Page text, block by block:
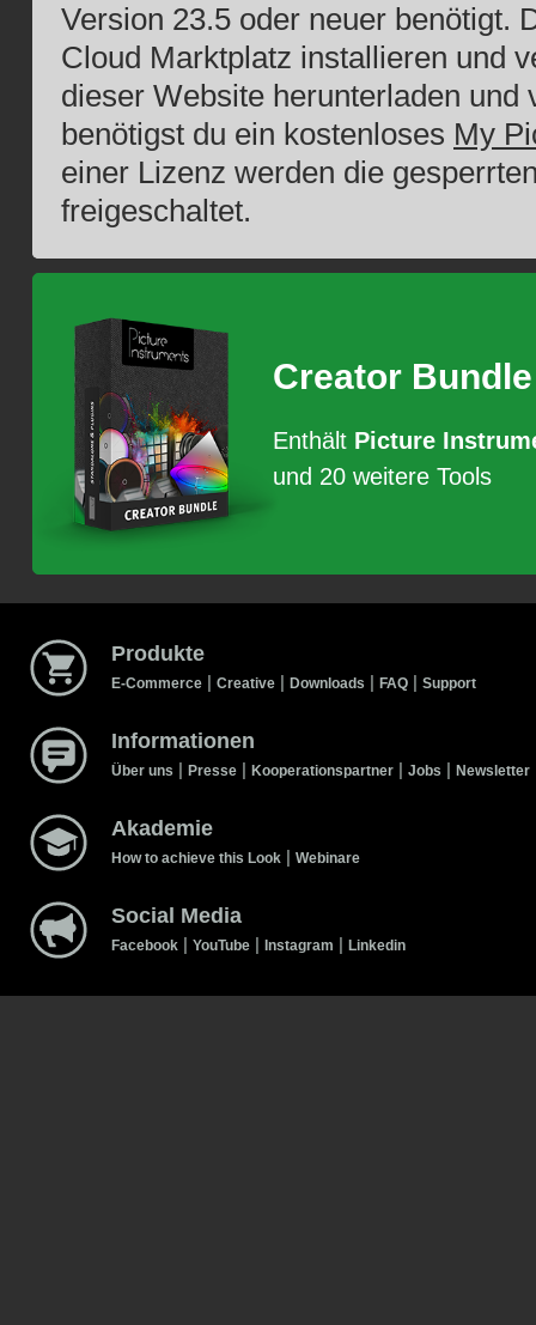
Version 23.5 oder neuer benötigt.
Cloud Marktplatz installieren und
dieser Website herunterladen
benötigst du ein kostenloses My
einer Lizenz werden die
freigeschaltet.
Creator Bundle
Enthält Picture
und 20 weitere Tools
Produkte
E-Commerce | Creative | Downloads | FAQ | Support
Informationen
Über uns | Presse | Kooperationspartner | Jobs | Newsletter
Akademie
How to achieve this Look | Webinare
Social Media
Facebook | YouTube | Instagram | Linkedin